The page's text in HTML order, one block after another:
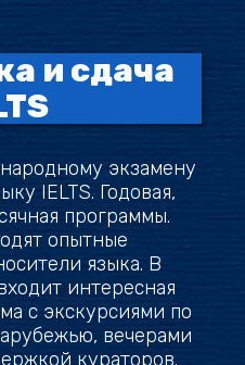
и сдача
экзамену
IELTS. Годовая,
программы.
опытные
языка. В
интересная
с экскурсиями по
вечерами
кураторов.